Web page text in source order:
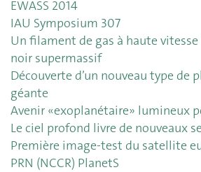
EWASS 2014
IAU Symposium 307
Un filament de gas à haute
noir supermassif
Découverte d’un nouveau type de
géante
Avenir «exoplanétaire» lumineux
Le ciel profond livre de nouveaux
Première image-test du satellite
PRN (NCCR) PlanetS